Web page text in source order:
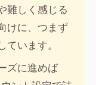
難しく感じる
けに、つまず
います。
ズに進めば